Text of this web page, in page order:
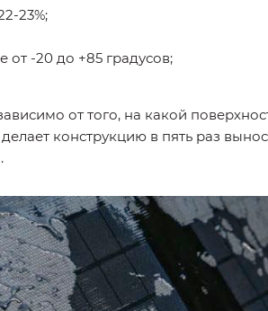
23%;
от -20 до +85 градусов;
от того, на какой
конструкцию в пять раз